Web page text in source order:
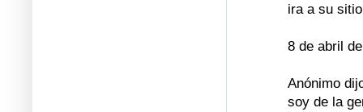
ira a su
8 de abril
Anónimo
soy de la